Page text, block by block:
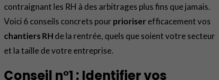
contraignant les RH à des arbitrages plus fins que jamais.
Voici 6 conseils concrets pour prioriserefficacement vos
chantiers RH de la rentrée, quels que soient votre secteur
et la taille de votre entreprise.
Conseil n°1 : Identifier vos